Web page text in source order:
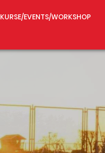
KURSE/EVENTS/WORKSHOP